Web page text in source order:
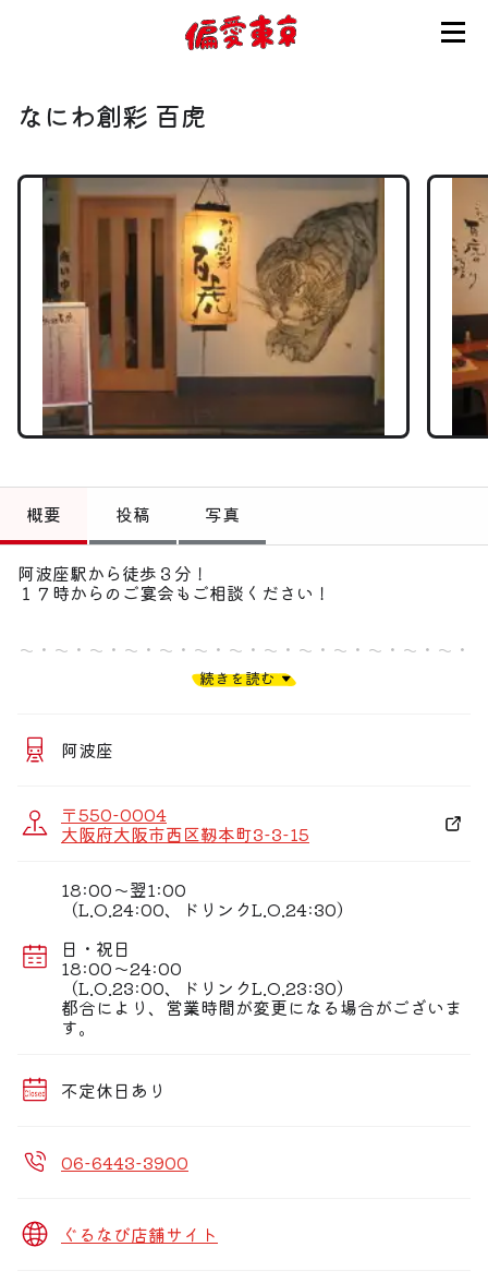
使い方
ログイン
会員登録
お知らせ
トップ
偏愛コミュニティ
投稿
偏愛記事
偏愛スポット
なにわ創彩 百虎
概要 投稿 写真
阿波座駅から徒歩３分！
１７時からのご宴会もご相談ください！
〜・〜・〜・〜・〜・〜・〜・〜・〜・〜・〜・〜・〜・
〜・〜・〜・〜・〜・〜・〜・
お客様の心に残る料理屋です。
おります。
※その他、お値段・ご要望に応じて対応可能です。
続きを読む
阿波座
〒550-0004
大阪府大阪市西区靱本町3-3-15
18:00〜翌1:00
（L.O.24:00、ドリンクL.O.24:30）
日・祝日
18:00〜24:00
（L.O.23:00、ドリンクL.O.23:30）
都合により、営業時間が変更になる場合がございま
す。
不定休日あり
06-6443-3900
ぐるなび店舗サイト